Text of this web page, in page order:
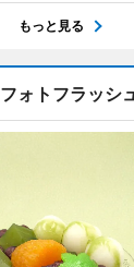
もっと見る
フォトフラッシ